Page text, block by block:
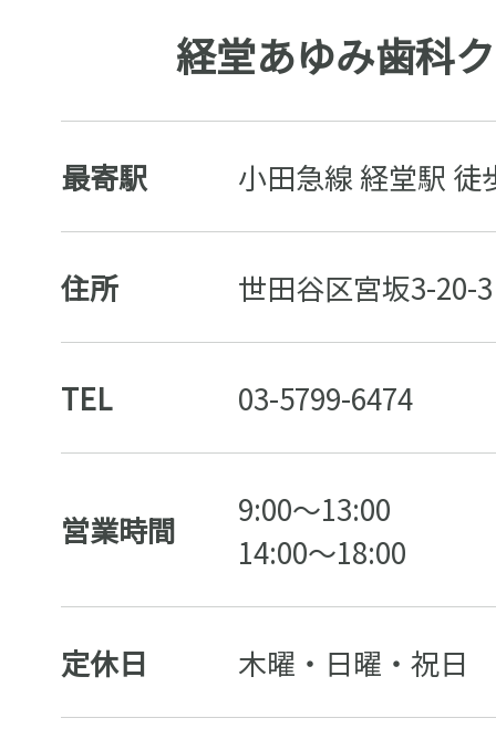
経堂あゆみ歯科
最寄駅 小田急線 経堂駅 徒
住所 世田谷区宮坂3-20-
TEL 03-5799-6474
営業時間
9:00〜13:00
14:00〜18:00
定休日 木曜・日曜・祝日